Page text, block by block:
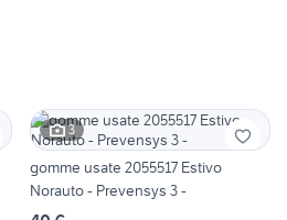
3
gomme usate 2055517 Estivo
Norauto - Prevensys 3 -